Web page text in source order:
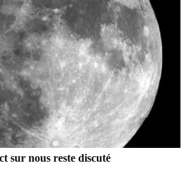
sur nous reste discuté